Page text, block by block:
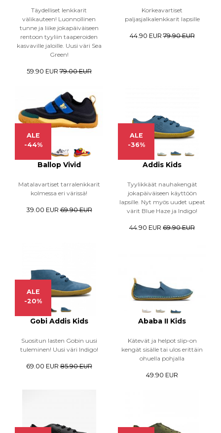
Täydelliset lenkkarit
välikauteen! Luonnollinen
tunne ja liike jokapäiväiseen
rentoon tyyliin taaperoiden
kasvaville jaloille. Uusi väri Sea
Green!
59.90 EUR 79.00 EUR
Korkeavartiset
paljasjalkalenkkarit lapsille
44.90 EUR 79.90 EUR
ALE
-44%
Ballop Vivid
Matalavartiset tarralenkkarit
kolmessa eri värissä!
39.00 EUR 69.90 EUR
ALE
-36%
Addis Kids
Tyylikkäät nauhakengät
jokapäiväiseen käyttöön
lapsille. Nyt myös uudet upeat
värit Blue Haze ja Indigo!
44.90 EUR 69.90 EUR
ALE
-20%
Gobi Addis Kids
Suositun lasten Gobin uusi
tuleminen! Uusi väri Indigo!
69.00 EUR 85.90 EUR
Ababa II Kids
Kätevät ja helpot slip-on
kengät sisälle tai ulos erittäin
ohuella pohjalla
49.90 EUR